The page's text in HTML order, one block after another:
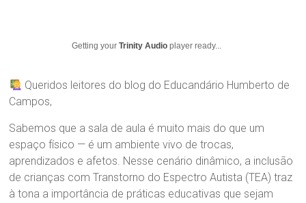
Getting yourTrinity Audio player ready...
Queridos leitores do blog do Educandário Humberto de
Campos,
Sabemos que a sala de aula é muito mais do que um
espaço físico — é um ambiente vivo de trocas,
aprendizados e afetos. Nesse cenário dinâmico, a inclusão
de crianças com Transtorno do Espectro Autista (TEA) traz
à tona a importância de práticas educativas que sejam